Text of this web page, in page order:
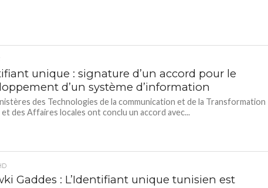
unique : signature d’un accord pour le
d’un système d’information
des Technologies de la communication et de la Transformation
des Affaires locales ont conclu un accord avec...
Gaddes : L’Identifiant unique tunisien est